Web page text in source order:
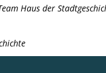
Haus der